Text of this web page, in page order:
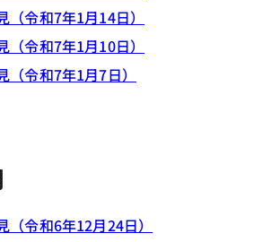
（令和7年1月14日）
（令和7年1月10日）
令和7年1月7日）
（令和6年12月24日）